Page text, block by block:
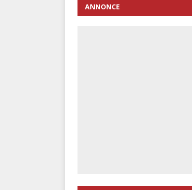
ANNONCE